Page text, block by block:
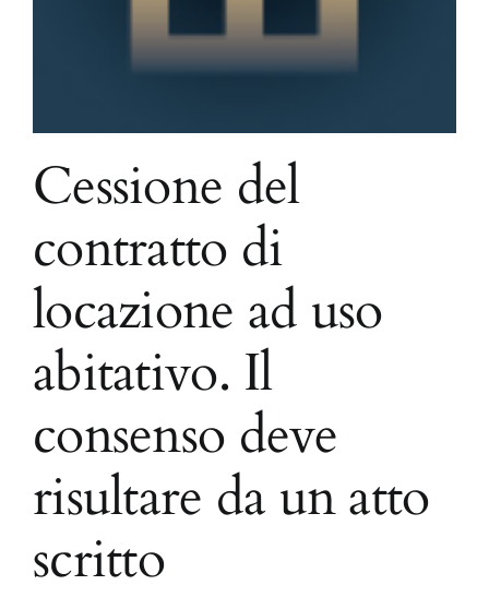
Cessione del
contratto di
locazione ad uso
abitativo. Il
consenso deve
risultare da un atto
scritto